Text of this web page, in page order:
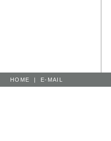
HOME | E-MAIL